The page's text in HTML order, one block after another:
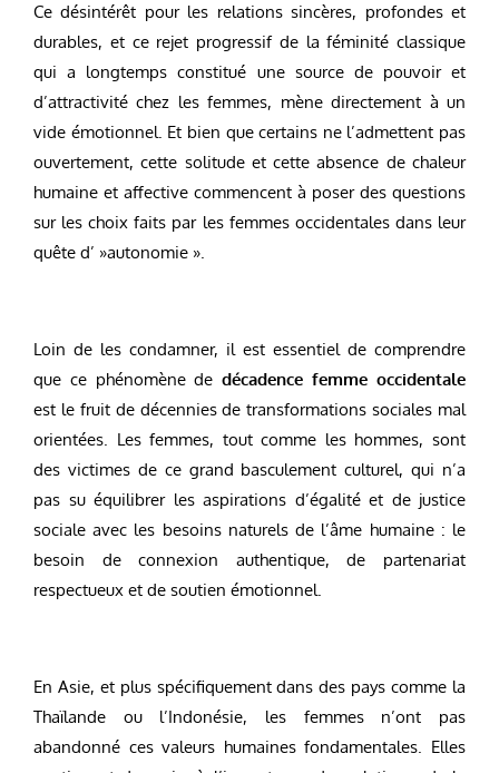
Ce désintérêt pour les relations sincères, profondes et
durables, et ce rejet progressif de la féminité classique
qui a longtemps constitué une source de pouvoir et
d’attractivité chez les femmes, mène directement à un
vide émotionnel. Et bien que certains ne l’admettent pas
ouvertement, cette solitude et cette absence de chaleur
humaine et affective commencent à poser des questions
sur les choix faits par les femmes occidentales dans leur
quête d’ »autonomie ».
Loin de les condamner, il est essentiel de comprendre
que ce phénomène dedécadence femme occidentale
est le fruit de décennies de transformations sociales mal
orientées. Les femmes, tout comme les hommes, sont
des victimes de ce grand basculement culturel, qui n’a
pas su équilibrer les aspirations d’égalité et de justice
sociale avec les besoins naturels de l’âme humaine : le
besoin de connexion authentique, de partenariat
respectueux et de soutien émotionnel.
En Asie, et plus spécifiquement dans des pays comme la
Thaïlande ou l’Indonésie, les femmes n’ont pas
abandonné ces valeurs humaines fondamentales. Elles